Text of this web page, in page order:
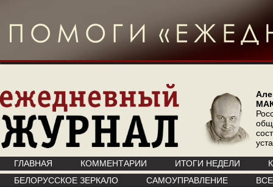
ГЛАВНАЯ КОММЕНТАРИИ ИТОГИ НЕДЕЛИ
БЕЛОРУССКОЕ ЗЕРКАЛО
САМОУПРАВЛЕНИЕ